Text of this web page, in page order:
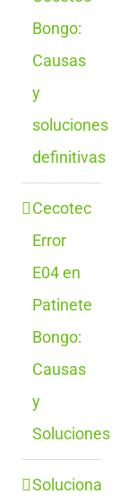
Bongo:
Causas
y
soluciones
definitivas
Cecotec
Error
E04 en
Patinete
Bongo:
Causas
y
Soluciones
Soluciona